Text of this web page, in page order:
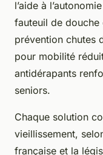
l’aide à
fauteuil de douche
prévention chutes
pour mobilité
antidérapants
seniors.
Chaque solution
vieillissement,
française et la